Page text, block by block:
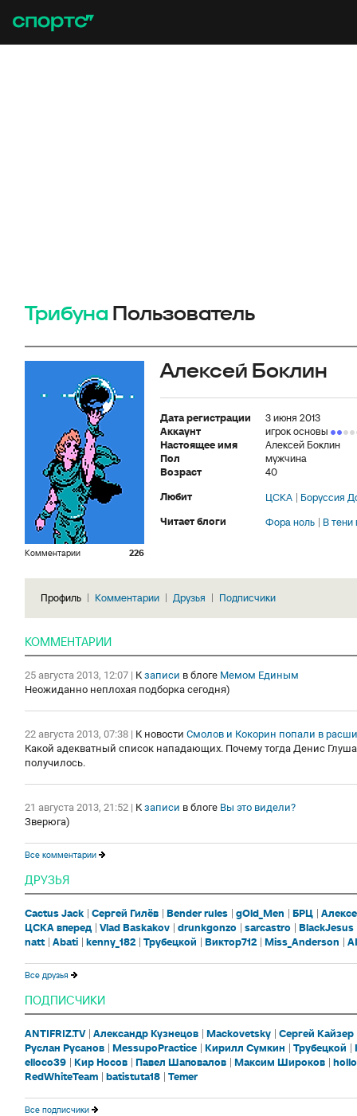
Трибуна Пользователь
Комментарии 226
Алексей Боклин
Дата регистрации
3 июня 2013
Аккаунт
игрок основы
Настоящее имя
Алексей Боклин
Пол
мужчина
Возраст
40
Любит
ЦСКА
Боруссия
Читает блоги
Фора ноль В тени
Профиль Комментарии Друзья Подписчики
КОММЕНТАРИИ
25 августа 2013, 12:07 | К записи в блоге Мемом Единым
Неожиданно неплохая подборка сегодня)
22 августа 2013, 07:38 | К новости Смолов и Кокорин попали в
Какой адекватный список нападающих. Почему тогда Денис
получилось.
21 августа 2013, 21:52 | К записи в блоге Вы это видели?
Зверюга)
Все комментарии
ДРУЗЬЯ
Cactus Jack Сергей Гилёв Bender rules gOld_Men БРЦ
ЦСКА вперед Vlad Baskakov drunkgonzo sarcastro BlackJesus
natt Abati kenny_182 Трубецкой Виктор712 Miss_Anderson
Все друзья
ПОДПИСЧИКИ
ANTIFRIZ.TV Александр Кузнецов Mackovetsky Сергей Кайзер
Руслан Русанов MessupoPractice Кирилл Сумкин Трубецкой
elloco39 Кир Носов Павел Шаповалов Максим Широков
RedWhiteTeam batistuta18 Temer
Все подписчики